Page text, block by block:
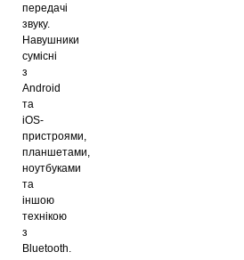
передачі
звуку.
Навушники
сумісні
з
Android
та
iOS-
пристроями,
планшетами,
ноутбуками
та
іншою
технікою
з
Bluetooth.